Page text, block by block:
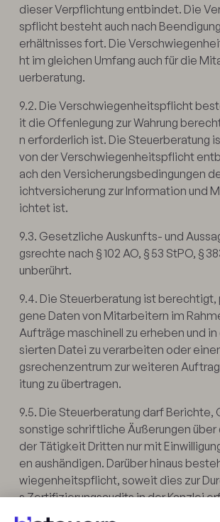
dieser Verpflichtung entbindet. Die
spflicht besteht auch nach
erhältnisses fort. Die
ht im gleichen Umfang auch für die
uerberatung.
9.2. Die Verschwiegenheitspflicht
it die Offenlegung zur Wahrung
n erforderlich ist. Die Steuerberatung
von der Verschwiegenheitspflicht
ach den Versicherungsbedingungen
ichtversicherung zur Information und
ichtet ist.
9.3. Gesetzliche Auskunfts- und
gsrechte nach § 102 AO, § 53 StPO, §
unberührt.
9.4. Die Steuerberatung ist
gene Daten von Mitarbeitern im
Aufträge maschinell zu erheben und
sierten Datei zu verarbeiten oder
gsrechenzentrum zur weiteren
itung zu übertragen.
9.5. Die Steuerberatung darf Berichte,
sonstige schriftliche Äußerungen über
der Tätigkeit Dritten nur mit
en aushändigen. Darüber hinaus
wiegenheitspflicht, soweit dies zur
s Zertifizierungsaudits in der Kanzlei
d die insoweit tätigen Personen